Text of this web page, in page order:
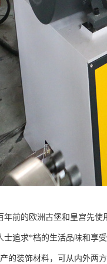
年前的欧洲古堡和皇宫先
士追求*档的生活品味和享受
的装饰材料，可从内外两